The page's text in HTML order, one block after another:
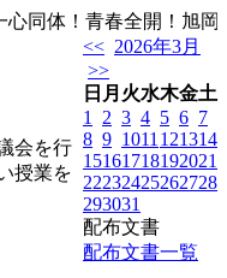
心同体！青春全開！
会を行
授業を
<< 2026年3月
>>
日 月 火水木金土
1
2 3 4 5 6 7
8 9 1011 121314
15161718192021
22232425262728
293031
配布文書
配布文書一覧